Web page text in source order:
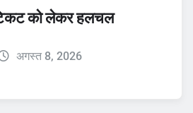
को लेकर हलचल
अगस्त 8, 2026